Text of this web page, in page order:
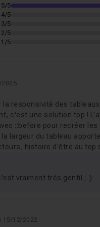
5/5
4/5
3/5
2/5
1/5
2025
la responsivité des
c'est une solution top !
::before pour recréer
largeur du tableau
histoire d’être au top
vraiment très gentil ;-)
15/12/2022